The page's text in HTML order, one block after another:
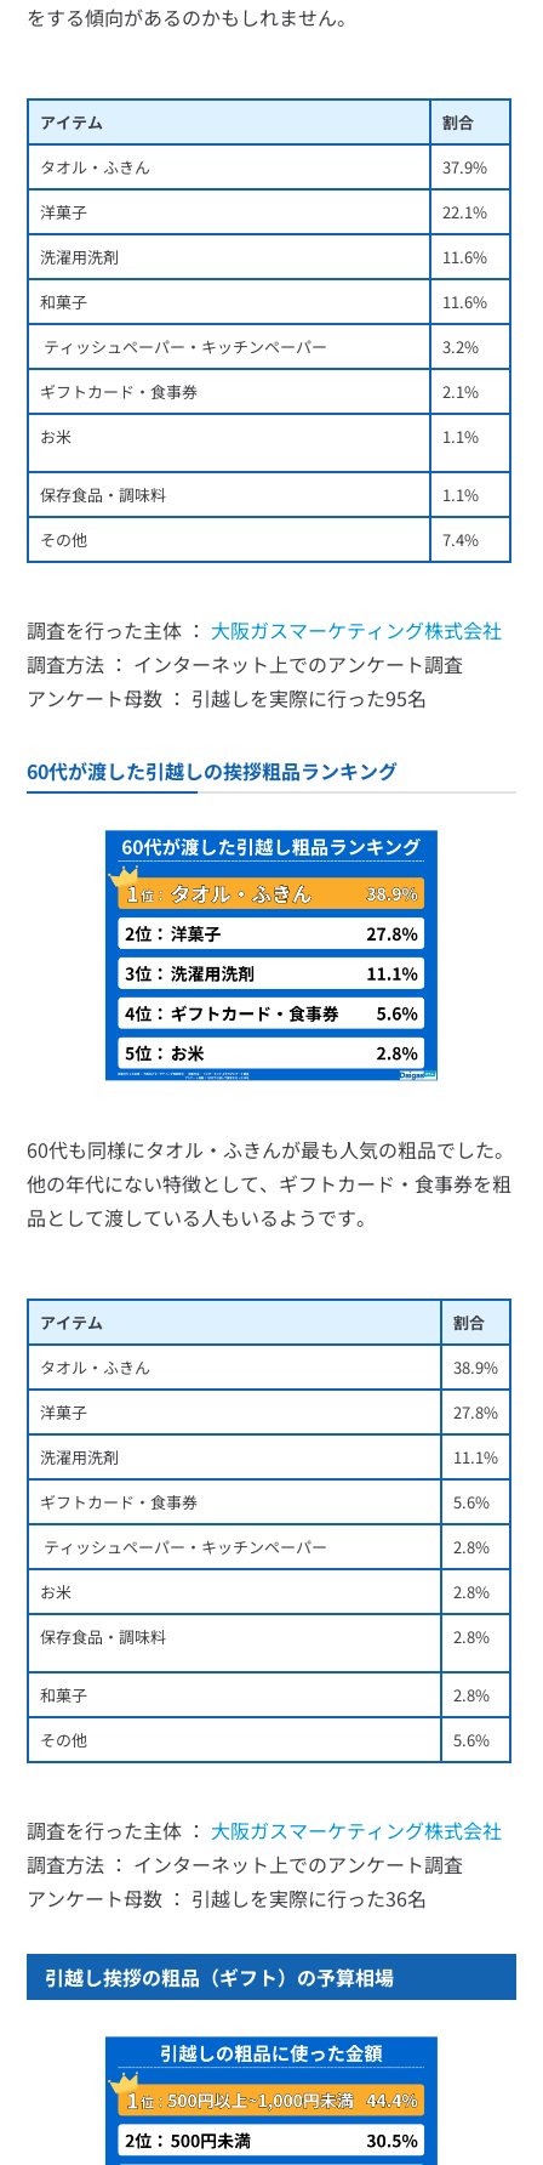
をする傾向があるのかもしれません。
アイテム
割合
タオル・ふきん
37.9%
洋菓子
22.1%
洗濯用洗剤
11.6%
和菓子
11.6%
ティッシュペーパー・キッチンペーパー
3.2%
ギフトカード・食事券
2.1%
お米
1.1%
保存食品・調味料
1.1%
その他
7.4%
調査を行った主体 ： 大阪ガスマーケティング株式会社
調査方法 ： インターネット上でのアンケート調査
アンケート母数 ： 引越しを実際に行った95名
60代が渡した引越しの挨拶粗品ランキング
60代も同様にタオル・ふきんが最も人気の粗品でした。
他の年代にない特徴として、ギフトカード・食事券を粗
品として渡している人もいるようです。
アイテム
割合
タオル・ふきん
38.9%
洋菓子
27.8%
洗濯用洗剤
11.1%
ギフトカード・食事券
5.6%
ティッシュペーパー・キッチンペーパー
2.8%
お米
2.8%
保存食品・調味料
2.8%
和菓子
2.8%
その他
5.6%
調査を行った主体 ： 大阪ガスマーケティング株式会社
調査方法 ： インターネット上でのアンケート調査
アンケート母数 ： 引越しを実際に行った36名
引越し挨拶の粗品（ギフト）の予算相場